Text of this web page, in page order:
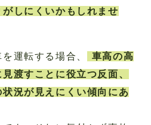
しにくいかもしれませ
運転する場合、
車高の高
渡すことに役立つ反面、
況が見えにくい傾向にあ